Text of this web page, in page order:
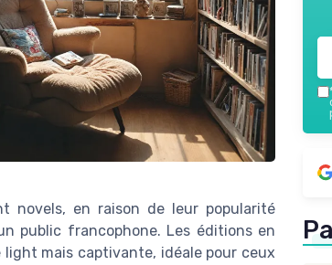
novels, en raison de leur popularité
public francophone. Les éditions en
mais captivante, idéale pour ceux